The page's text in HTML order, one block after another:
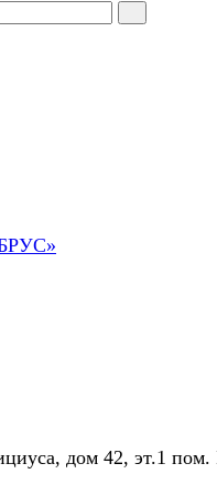
дом 42, эт.1